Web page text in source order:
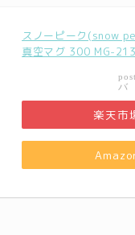
スノーピーク(snow
真空マグ 300 MG-213
バ
楽天市